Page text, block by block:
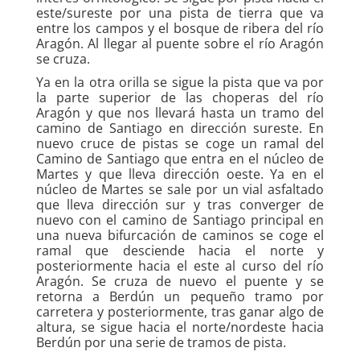
este/sureste por una pista de tierra que va
entre los campos y el bosque de ribera del río
Aragón. Al llegar al puente sobre el río Aragón
se cruza.
Ya en la otra orilla se sigue la pista que va por
la parte superior de las choperas del río
Aragón y que nos llevará hasta un tramo del
camino de Santiago en dirección sureste. En
nuevo cruce de pistas se coge un ramal del
Camino de Santiago que entra en el núcleo de
Martes y que lleva dirección oeste. Ya en el
núcleo de Martes se sale por un vial asfaltado
que lleva dirección sur y tras converger de
nuevo con el camino de Santiago principal en
una nueva bifurcación de caminos se coge el
ramal que desciende hacia el norte y
posteriormente hacia el este al curso del río
Aragón. Se cruza de nuevo el puente y se
retorna a Berdún un pequeño tramo por
carretera y posteriormente, tras ganar algo de
altura, se sigue hacia el norte/nordeste hacia
Berdún por una serie de tramos de pista.